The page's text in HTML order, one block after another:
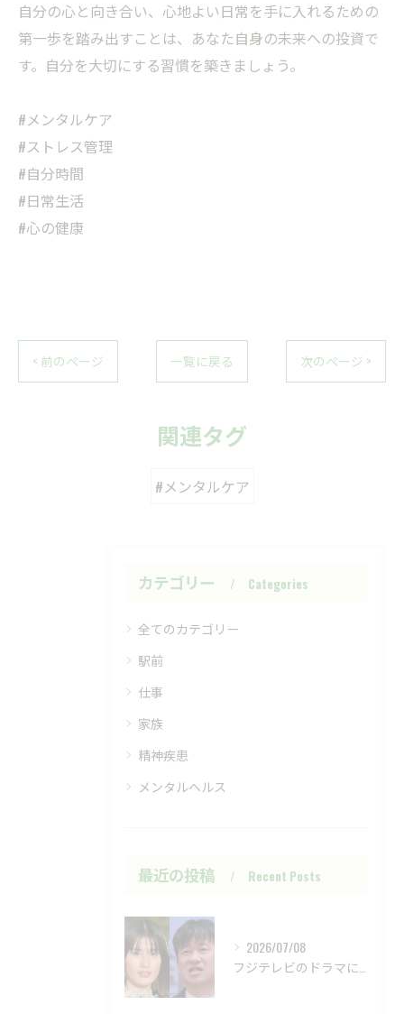
自分の心と向き合い、心地よい日常を手に入れるための
第一歩を踏み出すことは、あなた自身の未来への投資で
す。自分を大切にする習慣を築きましょう。
#メンタルケア
#ストレス管理
#自分時間
#日常生活
#心の健康
< 前のページ 一覧に戻る 次のページ >
関連タグ
#メンタルケア
カテゴリー Categories
全てのカテゴリー
駅前
仕事
家族
精神疾患
メンタルヘルス
最近の投稿 Recent Posts
2026/07/08